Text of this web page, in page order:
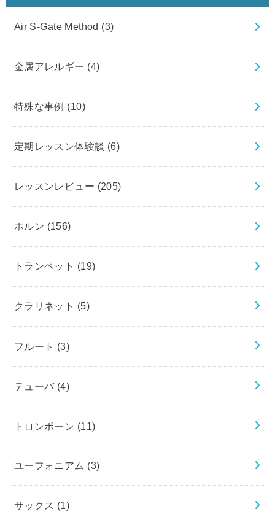
Air S-Gate Method (3)
金属アレルギー (4)
特殊な事例 (10)
定期レッスン体験談 (6)
レッスンレビュー (205)
ホルン (156)
トランペット (19)
クラリネット (5)
フルート (3)
テューバ (4)
トロンボーン (11)
ユーフォニアム (3)
サックス (1)